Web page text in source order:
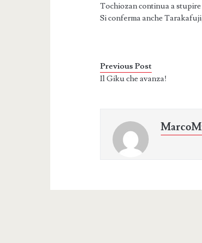
Tochiozan continua a
Si conferma anche
Previous Post
Il Giku che avanza!